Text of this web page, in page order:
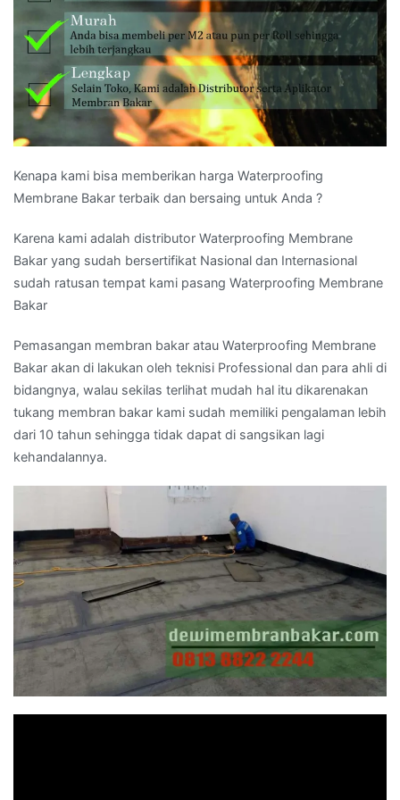
Kenapa kami bisa memberikan harga Waterproofing
Membrane Bakar terbaik dan bersaing untuk Anda ?
Karena kami adalah distributor Waterproofing Membrane
Bakar yang sudah bersertifikat Nasional dan Internasional
sudah ratusan tempat kami pasang Waterproofing Membrane
Bakar
Pemasangan membran bakar atau Waterproofing Membrane
Bakar akan di lakukan oleh teknisi Professional dan para ahli di
bidangnya, walau sekilas terlihat mudah hal itu dikarenakan
tukang membran bakar kami sudah memiliki pengalaman lebih
dari 10 tahun sehingga tidak dapat di sangsikan lagi
kehandalannya.